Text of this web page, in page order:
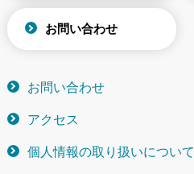
お問い合わせ
お問い合わせ
アクセス
個人情報の取り扱いについて